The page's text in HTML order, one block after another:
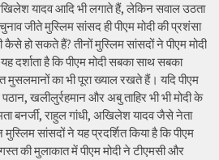
यादव आदि भी लगाते हैं, लेकिन सवाल उठता
जीते मुस्लिम सांसद ही पीएम मोदी की प्रशंसा
कैसे हो सकते हैं? तीनों मुस्लिम सांसदों ने पीएम मोदी
है कि पीएम मोदी सबका साथ सबका
का भी पूरा ख्याल रखते हैं। यदि पीएम
पठान, खलीलुर्रहमान और अबु ताहिर भी भी मोदी के
बनर्जी, राहुल गांधी, अखिलेश यादव जैसे नेता
सांसदों ने यह प्रदर्शित किया है कि पीएम
की मुलाकात में पीएम मोदी ने टीएमसी और